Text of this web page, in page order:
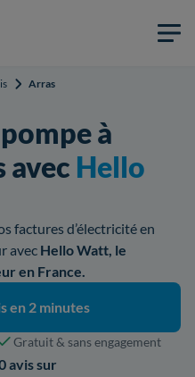
Arras
à
avec Hello
factures d’électricité en
avec Hello Watt, le
en France.
en 2 minutes
Gratuit & sans engagement
avis sur